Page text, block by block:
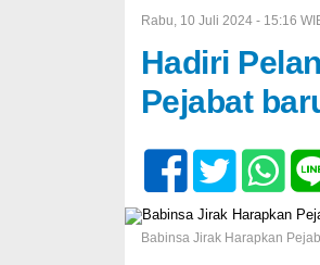
Rabu, 10 Juli 2024 - 15:16
Hadiri
Pejabat
Babinsa Jirak Harapkan